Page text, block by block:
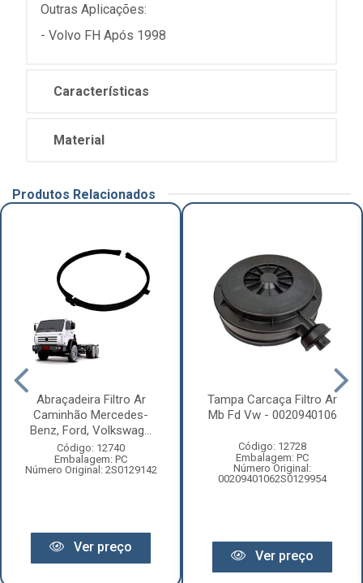
Outras Aplicações:
- Volvo FH Após 1998
Características
Material
Produtos Relacionados
Abraçadeira Filtro Ar
Caminhão Mercedes-
Benz, Ford, Volkswag...
Código: 12740
Embalagem: PC
Número Original: 2S0129142
Ver preço
Tampa Carcaça Filtro Ar
Mb Fd Vw - 0020940106
Código: 12728
Embalagem: PC
Número Original:
00209401062S0129954
Ver preço